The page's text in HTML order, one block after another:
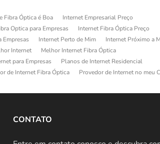
Fibra Óptica é Boa
Internet Empresarial Preço
Optica para Empresas
Internet Fibra Óptica Preço
Empresas Internet Perto de Mim
Internet Próximo a
Internet
Melhor Internet Fibra Óptica
para Empresas
Planos de Internet Residencial
de Internet Fibra Óptica
Provedor de Internet no meu
CONTATO